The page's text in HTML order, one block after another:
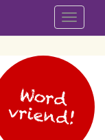
Toggle
Word
vriend!